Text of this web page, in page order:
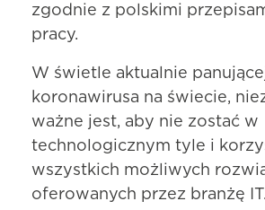
zgodnie z polskimi
pracy.
W świetle aktualnie
koronawirusa na świecie,
ważne jest, aby nie zostać w
technologicznym tyle i
wszystkich możliwych
oferowanych przez branżę IT.